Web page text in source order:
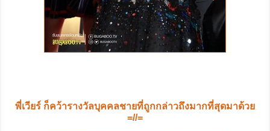
พี่เวียร์ ก็คว้ารางวัลบุคคลชายที่ถูกกล่าวถึงมากที่สุดมาด้วย
=//=